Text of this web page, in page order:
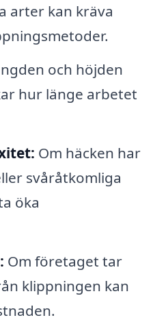
arter kan kräva
och höjden
hur länge arbetet
Om häcken har
svåråtkomliga
öka
Om företaget tar
klippningen kan